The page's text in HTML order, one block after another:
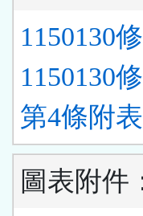
1150130
1150130
第4條附
圖表附件